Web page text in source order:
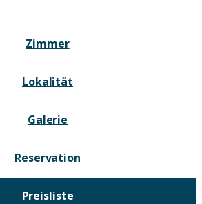
Zimmer
Lokalität
Galerie
Reservation
Preisliste